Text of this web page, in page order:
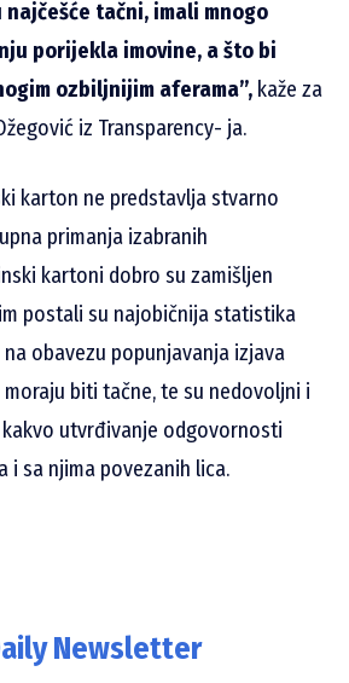
tačni, imali mnogo
porijekla imovine, a što bi
ozbiljnijim aferama”, kaže za
iz Transparency- ja.
karton ne predstavlja stvarno
primanja izabranih
kartoni dobro su zamišljen
postali su najobičnija statistika
obavezu popunjavanja izjava
biti tačne, te su nedovoljni i
utvrđivanje odgovornosti
i sa njima povezanih lica.
Newsletter